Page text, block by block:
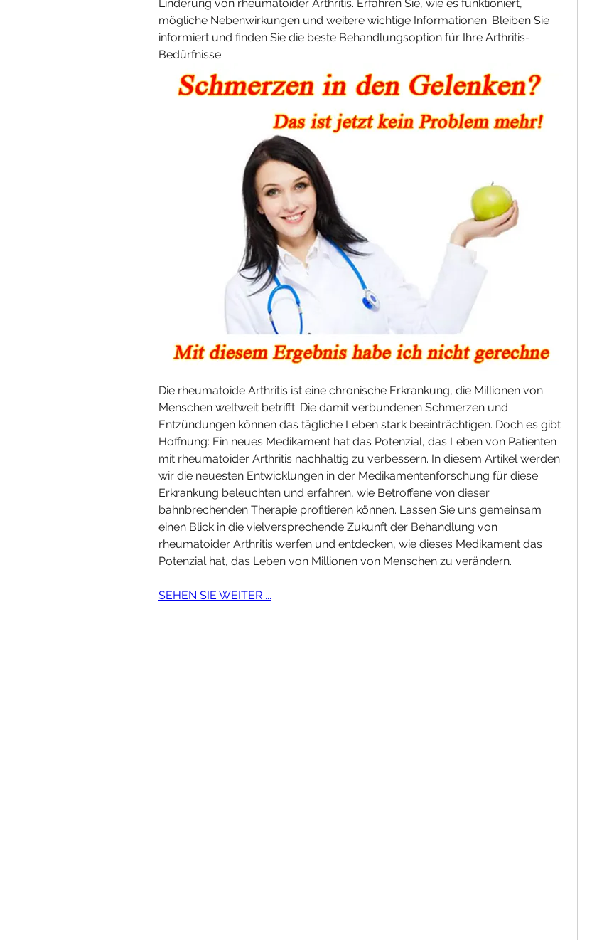
Linderung von rheumatoider Arthritis. Erfahren Sie, wie es funktioniert,
mögliche Nebenwirkungen und weitere wichtige Informationen. Bleiben Sie
informiert und finden Sie die beste Behandlungsoption für Ihre Arthritis-
Bedürfnisse.
Die rheumatoide Arthritis ist eine chronische Erkrankung, die Millionen von
Menschen weltweit betrifft. Die damit verbundenen Schmerzen und
Entzündungen können das tägliche Leben stark beeinträchtigen. Doch es gibt
Hoffnung: Ein neues Medikament hat das Potenzial, das Leben von Patienten
mit rheumatoider Arthritis nachhaltig zu verbessern. In diesem Artikel werden
wir die neuesten Entwicklungen in der Medikamentenforschung für diese
Erkrankung beleuchten und erfahren, wie Betroffene von dieser
bahnbrechenden Therapie profitieren können. Lassen Sie uns gemeinsam
einen Blick in die vielversprechende Zukunft der Behandlung von
rheumatoider Arthritis werfen und entdecken, wie dieses Medikament das
Potenzial hat, das Leben von Millionen von Menschen zu verändern.
SEHEN SIE WEITER ...